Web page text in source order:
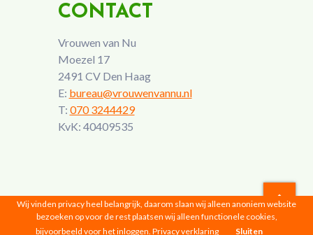
CONTACT
Vrouwen van Nu
Moezel 17
2491 CV Den Haag
E: bureau@vrouwenvannu.nl
T: 070 3244429
KvK: 40409535
Vrouwen van Nu © 2026 |Privacyverklaring
Wij vinden privacy heel belangrijk, daarom slaan wij alleen anoniem website
bezoeken op voor de rest plaatsen wij alleen functionele cookies,
bijvoorbeeld voor het inloggen. Privacy verklaring Sluiten